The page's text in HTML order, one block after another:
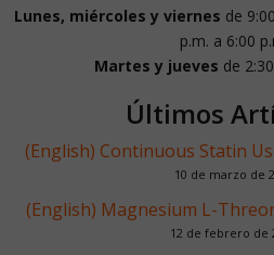
Lunes, miércoles y viernes de
p.m. a 6:00
Martes y jueves de
Últimos
(English) Continuous Statin
10 de marzo de
(English) Magnesium L-
12 de febrero de